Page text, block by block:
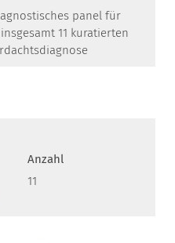
panel für
11 kuratierten
Anzahl
11